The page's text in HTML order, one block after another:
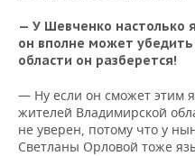
— У Шевченко настолько
он вполне может
области он разберется!
— Ну если он сможет этим
жителей Владимирской
не уверен, потому что у
Светланы Орловой тоже